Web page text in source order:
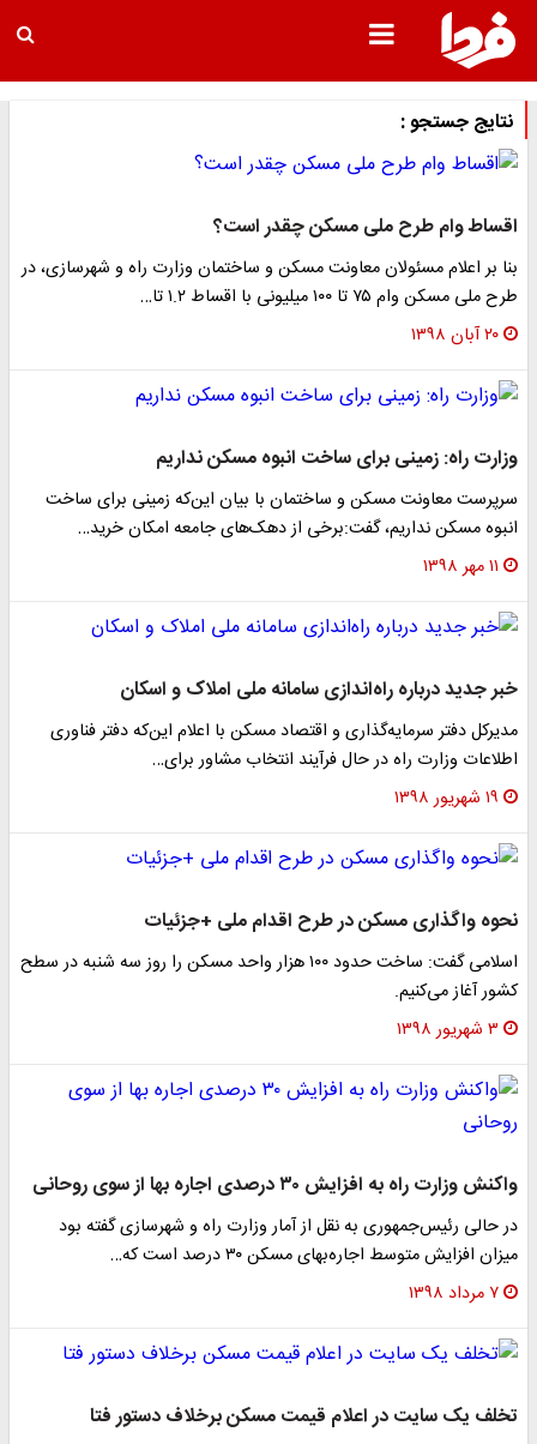
نتایج جستجو :
اقساط وام طرح ملی مسکن چقدر است؟
بنا بر اعلام مسئولان معاونت مسکن و ساختمان وزارت راه و شهرسازی، در
طرح ملی مسکن وام ۷۵ تا ۱۰۰ میلیونی با اقساط ۱.۲ تا…
۲۰ آبان ۱۳۹۸
وزارت راه: زمینی برای ساخت انبوه مسکن نداریم
سرپرست معاونت مسکن و ساختمان با بیان این‌که زمینی برای ساخت
انبوه مسکن نداریم، گفت:برخی از دهک‌های جامعه امکان خرید…
۱۱ مهر ۱۳۹۸
خبر جدید درباره راه‌اندازی سامانه ملی املاک و اسکان
مدیرکل دفتر سرمایه‌گذاری و اقتصاد مسکن با اعلام این‌که دفتر فناوری
اطلاعات وزارت راه در حال فرآیند انتخاب مشاور برای…
۱۹ شهریور ۱۳۹۸
نحوه واگذاری مسکن‌ در طرح اقدام ملی +جزئیات
اسلامی گفت: ساخت حدود ۱۰۰ هزار واحد مسکن را روز سه شنبه در سطح
کشور آغاز می‌کنیم.
۳ شهریور ۱۳۹۸
واکنش وزارت راه به افزایش ۳۰ درصدی اجاره بها از سوی روحانی
در حالی رئیس‌جمهوری به نقل از آمار وزارت راه و شهرسازی گفته بود
میزان افزایش متوسط اجاره‌بهای مسکن ۳۰ درصد است که…
۷ مرداد ۱۳۹۸
تخلف یک سایت در اعلام قیمت مسکن برخلاف دستور فتا